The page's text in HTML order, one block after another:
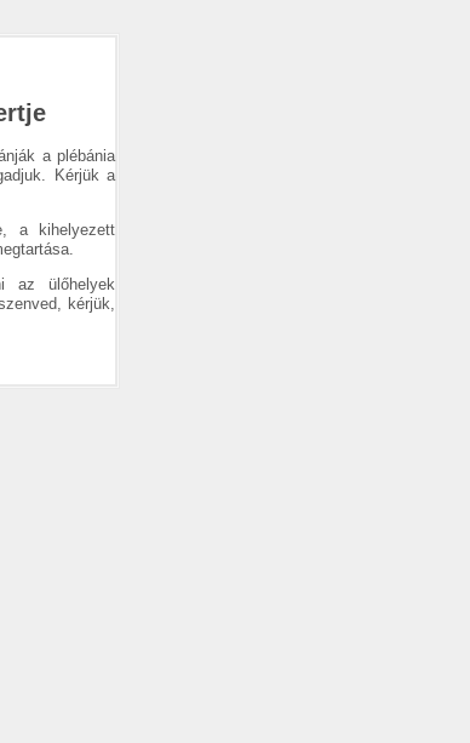
a plébánia
Kérjük a
a kihelyezett
az ülőhelyek
kérjük,